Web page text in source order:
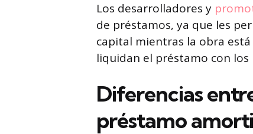
Los desarrolladores y
de préstamos, ya que les
capital mientras la obra está
liquidan el préstamo con
Diferencias
préstamo